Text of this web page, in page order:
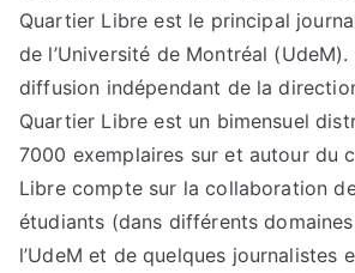
Quartier Libre est le principal
de l’Université de Montréal (UdeM).
diffusion indépendant de la
Quartier Libre est un bimensuel
7000 exemplaires sur et autour du
Libre compte sur la collaboration
étudiants (dans différents domaines
l’UdeM et de quelques journalistes